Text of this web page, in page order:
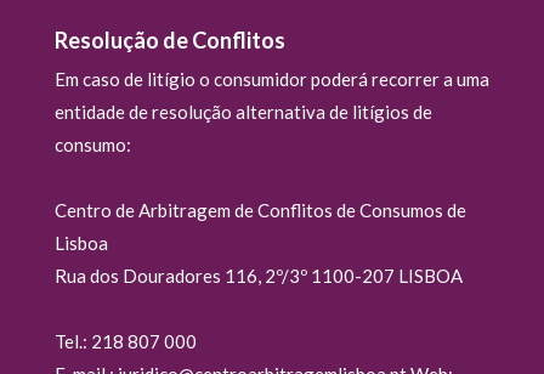
Resolução de Conflitos
Em caso de litígio o consumidor poderá recorrer a uma
entidade de resolução alternativa de litígios de
consumo:
Centro de Arbitragem de Conflitos de Consumos de
Lisboa
Rua dos Douradores 116, 2º/3º 1100-207 LISBOA
Tel.: 218 807 000